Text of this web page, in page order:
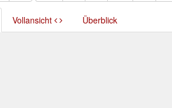
Vollansicht Überblick